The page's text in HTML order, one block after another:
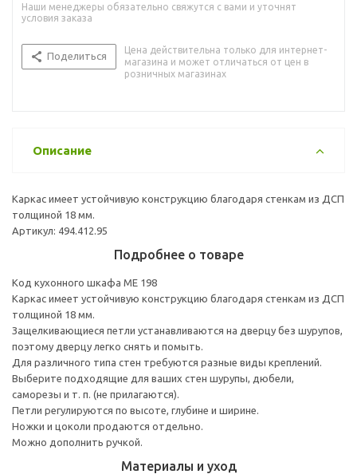
Наши менеджеры обязательно свяжутся с вами и уточнят
условия заказа
Поделиться
Цена действительна только для интернет-
магазина и может отличаться от цен в
розничных магазинах
Описание
Каркас имеет устойчивую конструкцию благодаря стенкам из ДСП
толщиной 18 мм.
Артикул: 494.412.95
Подробнее о товаре
Код кухонного шкафа ME 198
Каркас имеет устойчивую конструкцию благодаря стенкам из ДСП
толщиной 18 мм.
Защелкивающиеся петли устанавливаются на дверцу без шурупов,
поэтому дверцу легко снять и помыть.
Для различного типа стен требуются разные виды креплений.
Выберите подходящие для ваших стен шурупы, дюбели,
саморезы и т. п. (не прилагаются).
Петли регулируются по высоте, глубине и ширине.
Ножки и цоколи продаются отдельно.
Можно дополнить ручкой.
Материалы и уход